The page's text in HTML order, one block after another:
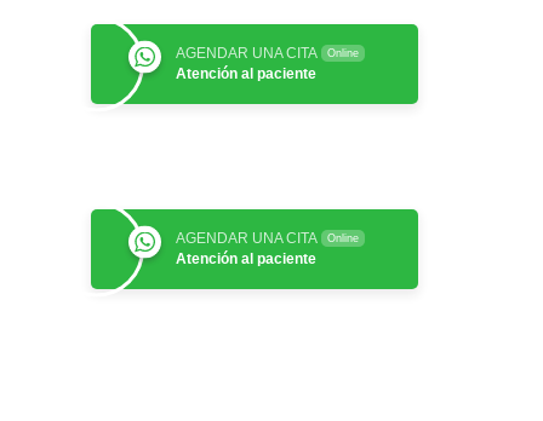
AGENDAR UNA CITA Online
Atención al paciente
AGENDAR UNA CITA Online
Atención al paciente